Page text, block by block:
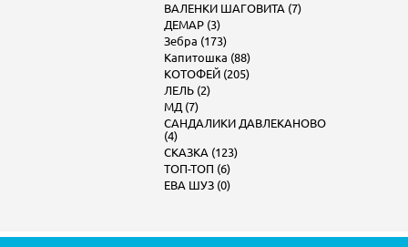
ВАЛЕНКИ ШАГОВИТА (7)
ДЕМАР (3)
Зебра (173)
Капитошка (88)
КОТОФЕЙ (205)
ЛЕЛЬ (2)
МД (7)
САНДАЛИКИ ДАВЛЕКАНОВО
(4)
СКАЗКА (123)
ТОП-ТОП (6)
ЕВА ШУЗ (0)